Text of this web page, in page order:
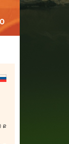
руб.